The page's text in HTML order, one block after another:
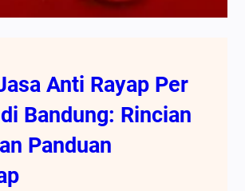
Anti Rayap Per
Bandung: Rincian
Panduan